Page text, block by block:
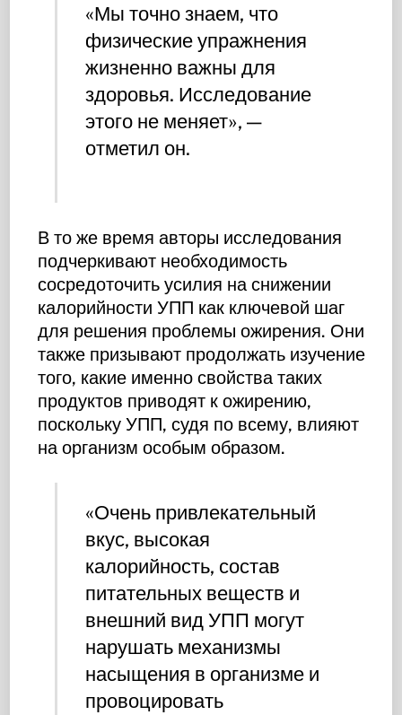
«Мы точно знаем, что
физические упражнения
жизненно важны для
здоровья. Исследование
этого не меняет», —
отметил он.
В то же время авторы исследования
подчеркивают необходимость
сосредоточить усилия на снижении
калорийности УПП как ключевой шаг
для решения проблемы ожирения. Они
также призывают продолжать изучение
того, какие именно свойства таких
продуктов приводят к ожирению,
поскольку УПП, судя по всему, влияют
на организм особым образом.
«Очень привлекательный
вкус, высокая
калорийность, состав
питательных веществ и
внешний вид УПП могут
нарушать механизмы
насыщения в организме и
провоцировать